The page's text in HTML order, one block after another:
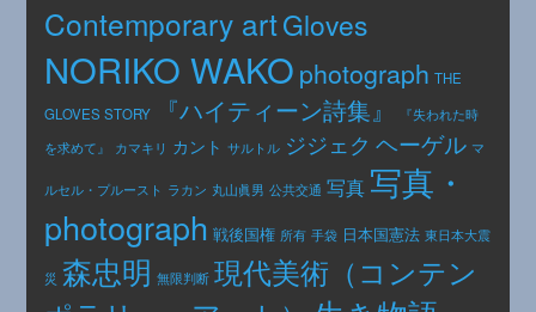
Contemporary artGloves
NORIKO WAKOphotograph THE
GLOVES STORY
『ハイティーン詩集』
『失われた時
を求めて』
カマキリ カント サルトル ジジェク ヘーゲル マ
ルセル・プルースト ラカン 丸山眞男 公共交通 写真 写真・
photograph 戦後国権 所有 手袋 日本国憲法 東日本大震
災 森忠明 無限判断 現代美術（コンテン